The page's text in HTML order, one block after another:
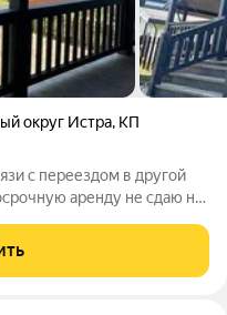
округ Истра, КП
с переездом в другой
аренду не сдаю на
кандидатами. Дом